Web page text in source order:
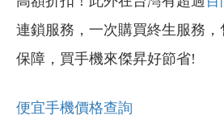
連鎖服務，一次購買終生服務
保障，買手機來傑昇好節省!
便宜手機價格查詢